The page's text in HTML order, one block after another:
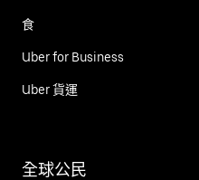
食
Uber for Business
Uber 貨運
全球公民